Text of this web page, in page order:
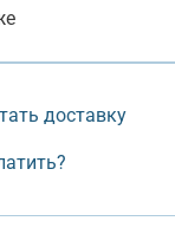
доставку